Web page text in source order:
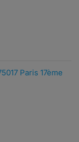
Paris 17ème